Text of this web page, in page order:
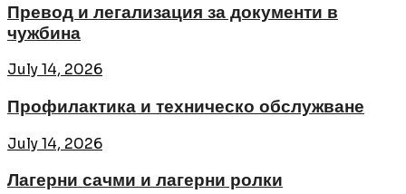
Превод и легализация за документи в
чужбина
July 14, 2026
Профилактика и техническо обслужване
July 14, 2026
Лагерни сачми и лагерни ролки